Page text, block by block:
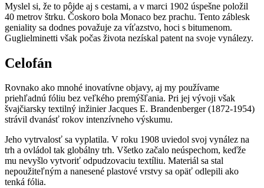
Myslel si, že to pôjde aj s cestami, a v marci 1902 úspešne položil
40 metrov štrku. Čoskoro bola Monaco bez prachu. Tento záblesk
geniality sa dodnes považuje za víťazstvo, hoci s bitumenom.
Guglielminetti však počas života nezískal patent na svoje vynálezy.
Celofán
Rovnako ako mnohé inovatívne objavy, aj my používame
priehľadnú fóliu bez veľkého premýšľania. Pri jej vývoji však
švajčiarsky textilný inžinier Jacques E. Brandenberger (1872-1954)
strávil dvanásť rokov intenzívneho výskumu.
Jeho vytrvalosť sa vyplatila. V roku 1908 uviedol svoj vynález na
trh a ovládol tak globálny trh. Všetko začalo neúspechom, keďže
mu nevyšlo vytvoriť odpudzovaciu textíliu. Materiál sa stal
nepoužiteľným a nanesené plastové vrstvy sa opäť odlepili ako
tenká fólia.